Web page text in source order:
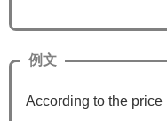
例文
According to the